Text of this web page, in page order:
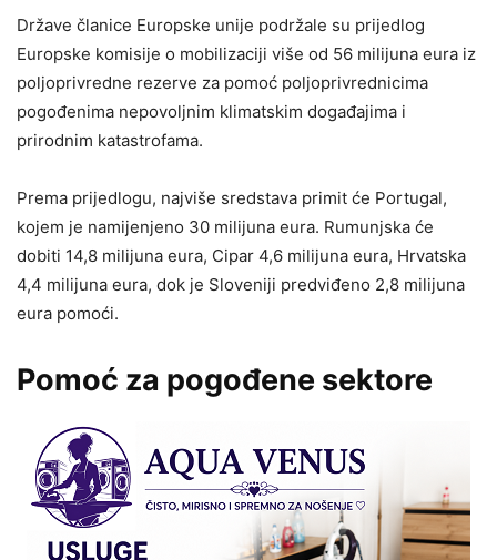
Države članice Europske unije podržale su prijedlog
Europske komisije o mobilizaciji više od 56 milijuna eura iz
poljoprivredne rezerve za pomoć poljoprivrednicima
pogođenima nepovoljnim klimatskim događajima i
prirodnim katastrofama.
Prema prijedlogu, najviše sredstava primit će Portugal,
kojem je namijenjeno 30 milijuna eura. Rumunjska će
dobiti 14,8 milijuna eura, Cipar 4,6 milijuna eura, Hrvatska
4,4 milijuna eura, dok je Sloveniji predviđeno 2,8 milijuna
eura pomoći.
Pomoć za pogođene sektore